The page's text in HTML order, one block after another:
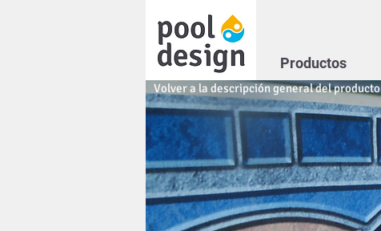
Productos
Volver a la descripción general del producto